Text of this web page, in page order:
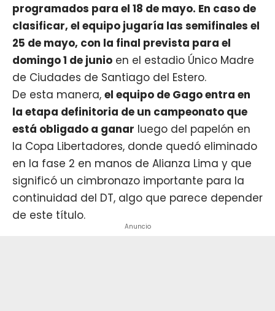
programados para el 18 de mayo. En caso de
clasificar, el equipo jugaría las semifinales el
25 de mayo, con la final prevista para el
domingo 1 de junio en el estadio Único Madre
de Ciudades de Santiago del Estero.
De esta manera, el equipo de Gago entra en
la etapa definitoria de un campeonato que
está obligado a ganar luego del papelón en
la Copa Libertadores, donde quedó eliminado
en la fase 2 en manos de Alianza Lima y que
significó un cimbronazo importante para la
continuidad del DT, algo que parece depender
de este título.
Anuncio